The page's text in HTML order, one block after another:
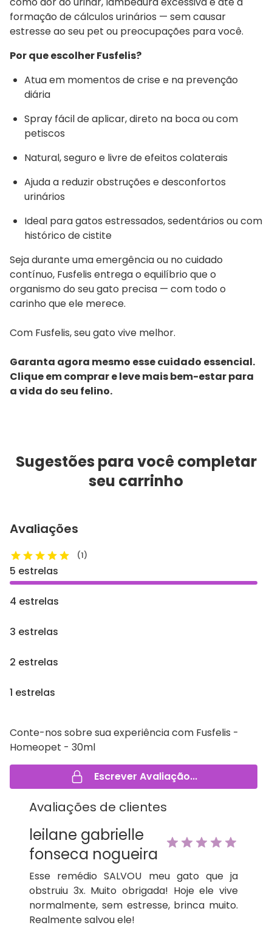
formação de cálculos urinários — sem causar
estresse ao seu pet ou preocupações para você.
Por que escolher Fusfelis?
Atua em momentos de crise e na prevenção
diária
Spray fácil de aplicar, direto na boca ou com
petiscos
Natural, seguro e livre de efeitos colaterais
Ajuda a reduzir obstruções e desconfortos
urinários
Ideal para gatos estressados, sedentários ou com
histórico de cistite
Seja durante uma emergência ou no cuidado
contínuo, Fusfelis entrega o equilíbrio que o
organismo do seu gato precisa — com todo o
carinho que ele merece.
Com Fusfelis, seu gato vive melhor.
Garanta agora mesmo esse cuidado essencial.
Clique em comprar e leve mais bem-estar para
a vida do seu felino.
Sugestões para você completar
seu carrinho
Avaliações
(1)
5 estrelas
4 estrelas
3 estrelas
2 estrelas
1 estrelas
Conte-nos sobre sua experiência com Fusfelis -
Homeopet - 30ml
Escrever Avaliação...
Avaliações de clientes
leilane gabrielle
fonseca nogueira
Esse remédio SALVOU meu gato que ja
obstruiu 3x. Muito obrigada! Hoje ele vive
normalmente, sem estresse, brinca muito.
Realmente salvou ele!